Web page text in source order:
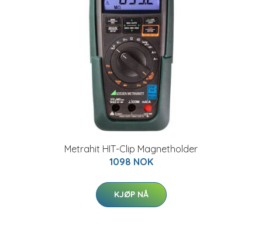
Metrahit HIT-Clip Magnetholder
1098 NOK
KJØP NÅ